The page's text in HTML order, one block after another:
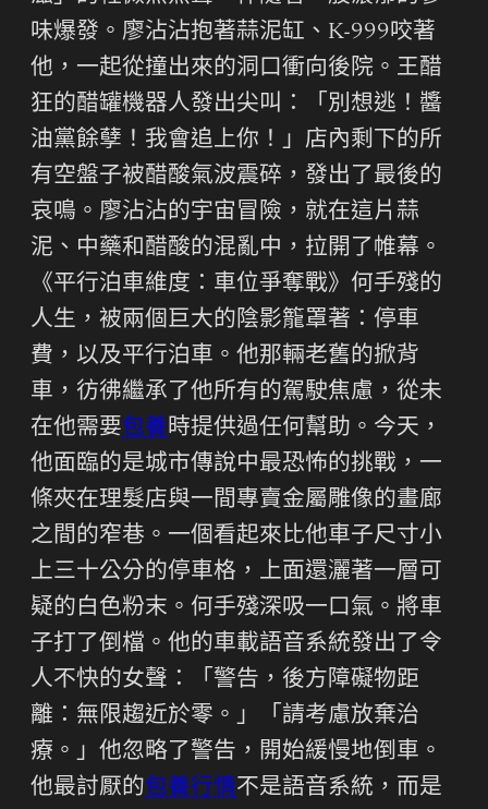
味爆發。廖沾沾抱著蒜泥缸、K-999咬著
他，一起從撞出來的洞口衝向後院。王醋
狂的醋罐機器人發出尖叫：「別想逃！醬
油黨餘孽！我會追上你！」店內剩下的所
有空盤子被醋酸氣波震碎，發出了最後的
哀鳴。廖沾沾的宇宙冒險，就在這片蒜
泥、中藥和醋酸的混亂中，拉開了帷幕。
《平行泊車維度：車位爭奪戰》何手殘的
人生，被兩個巨大的陰影籠罩著：停車
費，以及平行泊車。他那輛老舊的掀背
車，彷彿繼承了他所有的駕駛焦慮，從未
在他需要包養時提供過任何幫助。今天，
他面臨的是城市傳說中最恐怖的挑戰，一
條夾在理髮店與一間專賣金屬雕像的畫廊
之間的窄巷。一個看起來比他車子尺寸小
上三十公分的停車格，上面還灑著一層可
疑的白色粉末。何手殘深吸一口氣。將車
子打了倒檔。他的車載語音系統發出了令
人不快的女聲：「警告，後方障礙物距
離：無限趨近於零。」「請考慮放棄治
療。」他忽略了警告，開始緩慢地倒車。
他最討厭的包養行情不是語音系統，而是